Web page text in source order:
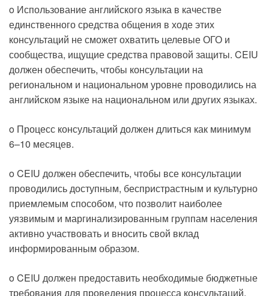
o Использование английского языка в качестве
единственного средства общения в ходе этих
консультаций не сможет охватить целевые ОГО и
сообщества, ищущие средства правовой защиты. CEIU
должен обеспечить, чтобы консультации на
региональном и национальном уровне проводились на
английском языке на национальном или других языках.
o Процесс консультаций должен длиться как минимум
6–10 месяцев.
o CEIU должен обеспечить, чтобы все консультации
проводились доступным, беспристрастным и культурно
приемлемым способом, что позволит наиболее
уязвимым и маргинализированным группам населения
активно участвовать и вносить свой вклад
информированным образом.
o CEIU должен предоставить необходимые бюджетные
требования для проведения процесса консультаций.